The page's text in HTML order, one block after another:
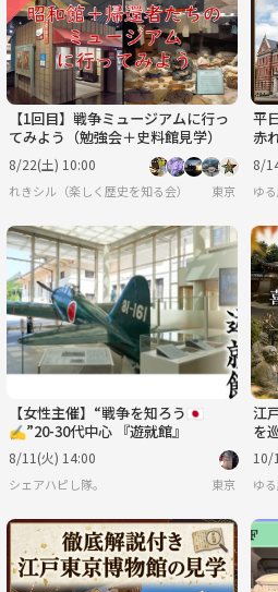
【1回目】戦争ミュージアムに行っ
てみよう（勉強会＋史料館見学）
8/22(土) 10:00
れきシル（楽しく歴史を知る会） 東京
平
赤
（
会
8/
ゆ
【女性主催】“戦争を知ろう🇯🇵
✍️”20-30代中心 『遊就館』
8/11(火) 14:00
シェアハピし隊。 東京
江
を
の
10/
ゆ